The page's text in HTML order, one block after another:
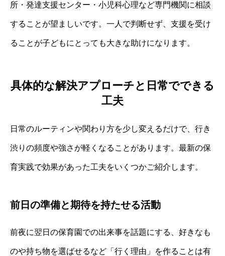
所・発達支援センター・小児科心理など専門機関に相談
することが望ましいです。一人で判断せず、支援を受け
ることが子どもにとっても大きな助けになります。
具体的な解決アプローチと日常でできる
工夫
日常のルーティンや関わり方を少し変えるだけで、行き
渋りの頻度や強さが軽くなることがあります。最新の保
育実践で効果があった工夫をいくつかご紹介します。
前日の準備と期待を持たせる活動
前夜に翌日の保育園での出来事を話題にする、好きなも
のや持ち物を選ばせるなど「行く理由」を作ることは有